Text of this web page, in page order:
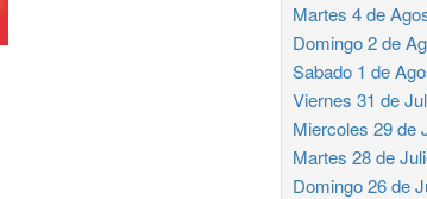
Martes 4 de
Domingo 2 de
Sabado 1 de
Viernes 31 de
Miercoles 29 de
Martes 28 de
Domingo 26 de